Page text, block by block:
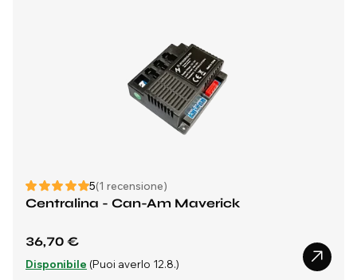
5(1 recensione)
Centralina - Can-Am Maverick
36,70 €
Disponibile (Puoi averlo 12.8.)